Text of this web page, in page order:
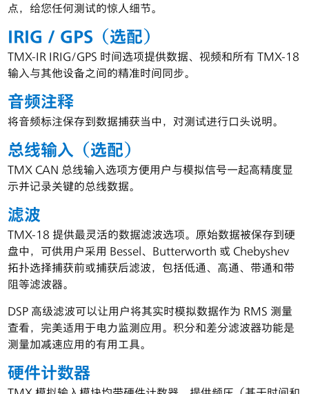
点，给您任何测试的惊人细节。
IRIG / GPS（选配）
TMX-IR IRIG/GPS 时间选项提供数据、视频和所有 TMX-18
输入与其他设备之间的精准时间同步。
音频注释
将音频标注保存到数据捕获当中，对测试进行口头说明。
总线输入（选配）
TMX CAN 总线输入选项方便用户与模拟信号一起高精度显
示并记录关键的总线数据。
滤波
TMX-18 提供最灵活的数据滤波选项。原始数据被保存到硬
盘中，可供用户采用 Bessel、Butterworth 或 Chebyshev
拓扑选择捕获前或捕获后滤波，包括低通、高通、带通和带
阻等滤波器。
DSP 高级滤波可以让用户将其实时模拟数据作为 RMS 测量
查看，完美适用于电力监测应用。积分和差分滤波器功能是
测量加减速应用的有用工具。
硬件计数器